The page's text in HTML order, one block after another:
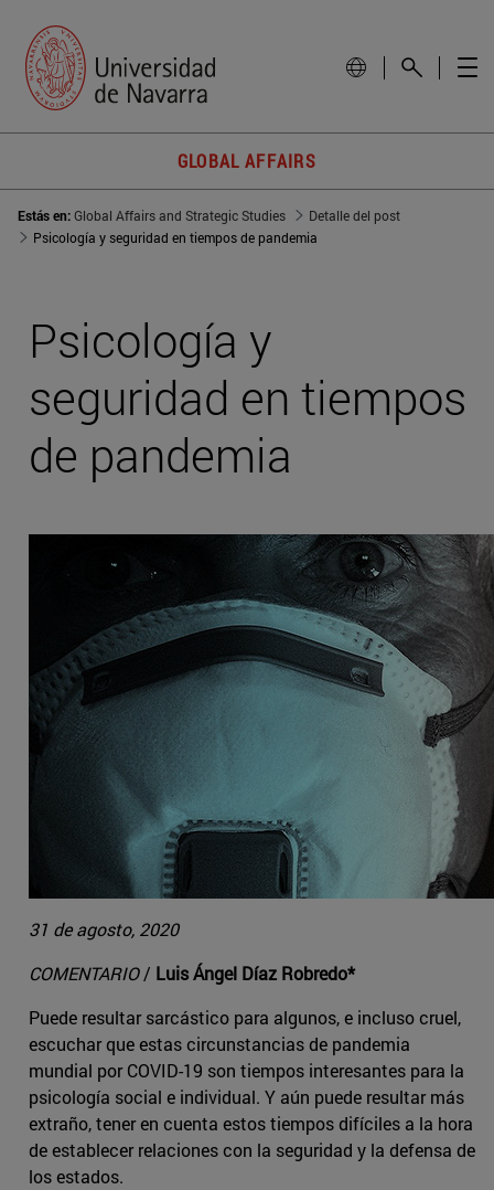
GLOBAL AFFAIRS
Estás en:Global Affairs and Strategic Studies
Detalle del post
Psicología y seguridad en tiempos de pandemia
Psicología y
seguridad en tiempos
de pandemia
31 de agosto, 2020
COMENTARIO/ Luis Ángel Díaz Robredo*
Puede resultar sarcástico para algunos, e incluso cruel,
escuchar que estas circunstancias de pandemia
mundial por COVID-19 son tiempos interesantes para la
psicología social e individual. Y aún puede resultar más
extraño, tener en cuenta estos tiempos difíciles a la hora
de establecer relaciones con la seguridad y la defensa de
los estados.